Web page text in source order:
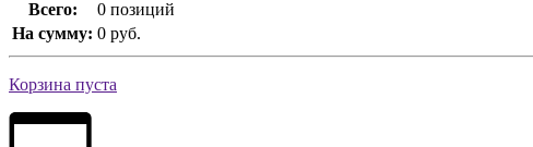
Всего:
0 позиций
На сумму: 0 руб.
Корзина пуста